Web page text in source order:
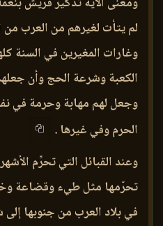
لم يتأت لغيرهم من العرب من
وغارات المغيرين في السنة
الكعبة وشرعة الحج وأن
وجعل لهم مهابة وحرمة في
الحرم وفي غيرها .
وعند القبائل التي تحرِّم
تحرّمها مثل طيء وقضاعة
في بلاد العرب من جنوبها